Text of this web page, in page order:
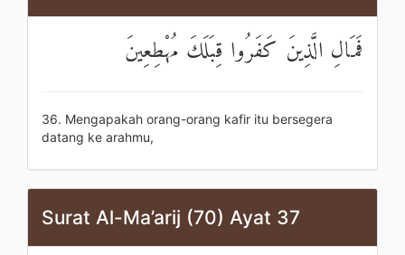
فَمَالِ الَّذِينَ كَفَرُوا قِبَلَكَ مُهْطِعِينَ
36. Mengapakah orang-orang kafir itu bersegera
datang ke arahmu,
Surat Al-Ma’arij (70) Ayat 37